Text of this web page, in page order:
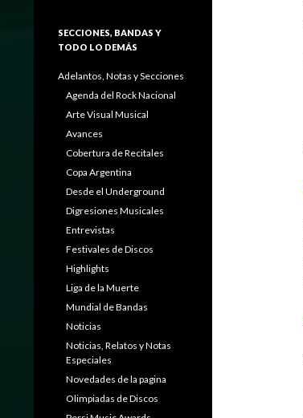
SECCIONES, BANDAS Y
TODO LO DEMÁS
Adelantos, Notas y Secciones
Agenda del Rock Nacional
Arte Visual Musical
Avances
Cobertura de Recitales
Copa Argentina
Desde el Underground
Digresiones Musicales
Entrevistas
Festivales de Discos
Highlights
Liga de la Muerte
Mundial de Bandas
Noticias
Noticias, Relatos y Notas
Especiales
Novedades de la pagina
Olimpiadas de Discos